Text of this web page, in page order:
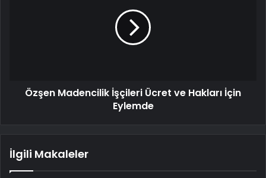
Özşen Madencilik İşçileri Ücret ve Hakları İçin
Eylemde
İlgili Makaleler